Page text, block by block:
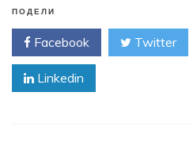
ПОДЕЛИ
Facebook Twitter
Linkedin